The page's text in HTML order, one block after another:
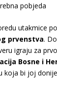
pobjeda
utakmice
prvenstva.
igraju za prvo
Bosne i
koja bi joj